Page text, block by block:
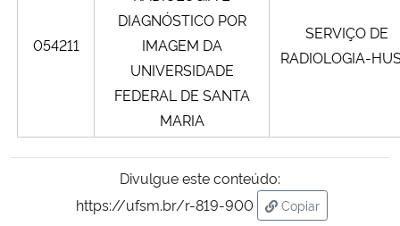
054211
DIAGNÓSTICO POR
IMAGEM DA
UNIVERSIDADE
FEDERAL DE SANTA
MARIA
SERVIÇO DE
RADIOLOGIA-
Divulgue este conteúdo:
https://ufsm.br/r-819-900
Copiar